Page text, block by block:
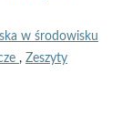
w środowisku
, Zeszyty